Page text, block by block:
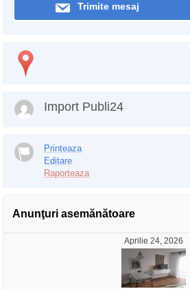
Trimite mesaj
Import Publi24
Printeaza
Editare
Raporteaza
Anunţuri asemănătoare
Aprilie 24, 2026